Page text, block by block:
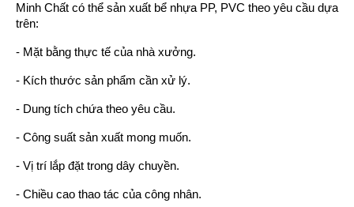
Minh Chất có thể sản xuất bể nhựa PP, PVC theo yêu cầu dựa
trên:
- Mặt bằng thực tế của nhà xưởng.
- Kích thước sản phẩm cần xử lý.
- Dung tích chứa theo yêu cầu.
- Công suất sản xuất mong muốn.
- Vị trí lắp đặt trong dây chuyền.
- Chiều cao thao tác của công nhân.